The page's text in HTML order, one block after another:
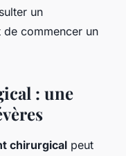
un
commencer un
: une
chirurgical peut